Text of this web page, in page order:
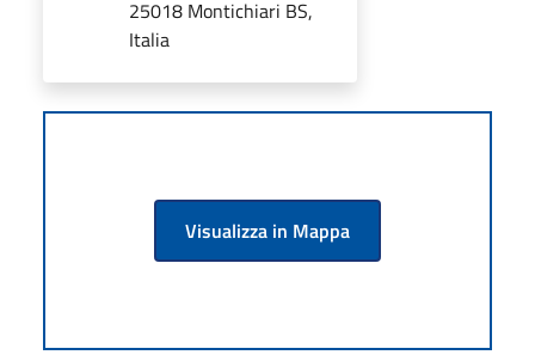
25018 Montichiari BS,
Italia
Visualizza in Mappa